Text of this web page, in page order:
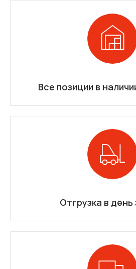
Все позиции в
Отгрузка в день